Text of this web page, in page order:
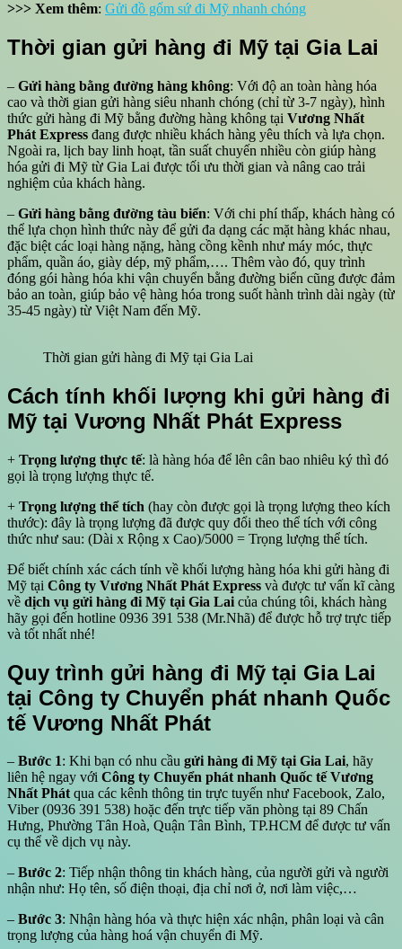
>>> Xem thêm: Gửi đồ gốm sứ đi Mỹ nhanh chóng
Thời gian gửi hàng đi Mỹ tại Gia Lai
– Gửi hàng bằng đường hàng không: Với độ an toàn hàng hóa
cao và thời gian gửi hàng siêu nhanh chóng (chỉ từ 3-7 ngày), hình
thức gửi hàng đi Mỹ bằng đường hàng không tại Vương Nhất
Phát Express đang được nhiều khách hàng yêu thích và lựa chọn.
Ngoài ra, lịch bay linh hoạt, tần suất chuyến nhiều còn giúp hàng
hóa gửi đi Mỹ từ Gia Lai được tối ưu thời gian và nâng cao trải
nghiệm của khách hàng.
– Gửi hàng bằng đường tàu biển: Với chi phí thấp, khách hàng có
thể lựa chọn hình thức này để gửi đa dạng các mặt hàng khác nhau,
đặc biệt các loại hàng nặng, hàng cồng kềnh như máy móc, thực
phẩm, quần áo, giày dép, mỹ phẩm,…. Thêm vào đó, quy trình
đóng gói hàng hóa khi vận chuyển bằng đường biển cũng được đảm
bảo an toàn, giúp bảo vệ hàng hóa trong suốt hành trình dài ngày (từ
35-45 ngày) từ Việt Nam đến Mỹ.
Thời gian gửi hàng đi Mỹ tại Gia Lai
Cách tính khối lượng khi gửi hàng đi
Mỹ tại Vương Nhất Phát Express
+ Trọng lượng thực tế: là hàng hóa để lên cân bao nhiêu ký thì đó
gọi là trọng lượng thực tế.
+ Trọng lượng thể tích (hay còn được gọi là trọng lượng theo kích
thước): đây là trọng lượng đã được quy đổi theo thể tích với công
thức như sau: (Dài x Rộng x Cao)/5000 = Trọng lượng thể tích.
Để biết chính xác cách tính về khối lượng hàng hóa khi gửi hàng đi
Mỹ tại Công ty Vương Nhất Phát Express và được tư vấn kĩ càng
về dịch vụ gửi hàng đi Mỹ tại Gia Lai của chúng tôi, khách hàng
hãy gọi đến hotline 0936 391 538 (Mr.Nhã) để được hỗ trợ trực tiếp
và tốt nhất nhé!
Quy trình gửi hàng đi Mỹ tại Gia Lai
tại Công ty Chuyển phát nhanh Quốc
tế Vương Nhất Phát
– Bước 1: Khi bạn có nhu cầu gửi hàng đi Mỹ tại Gia Lai, hãy
liên hệ ngay với Công ty Chuyển phát nhanh Quốc tế Vương
Nhất Phátqua các kênh thông tin trực tuyến như Facebook, Zalo,
Viber (0936 391 538) hoặc đến trực tiếp văn phòng tại 89 Chấn
Hưng, Phường Tân Hoà, Quận Tân Bình, TP.HCM để được tư vấn
cụ thể về dịch vụ này.
– Bước 2: Tiếp nhận thông tin khách hàng, của người gửi và người
nhận như: Họ tên, số điện thoại, địa chỉ nơi ở, nơi làm việc,…
– Bước 3: Nhận hàng hóa và thực hiện xác nhận, phân loại và cân
trọng lượng của hàng hoá vận chuyển đi Mỹ.